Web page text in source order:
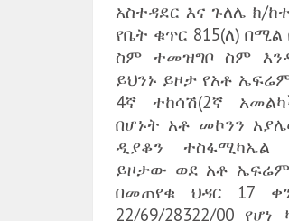
አስተዳደር እና ጉለሌ ክ/
የቤት ቁጥር 815(ለ)
ስም ተመዝግቦ ስም
ይህንኑ ይዞታ የአቶ
4ኛ ተከሳሽ(2ኛ
በሆኑት አቶ መኮንን
ዲያቆን ተስፋሚካኤል
ይዞታው ወደ አቶ ኤፍሬም
በመጠየቁ ህዳር 17
22/69/28322/00